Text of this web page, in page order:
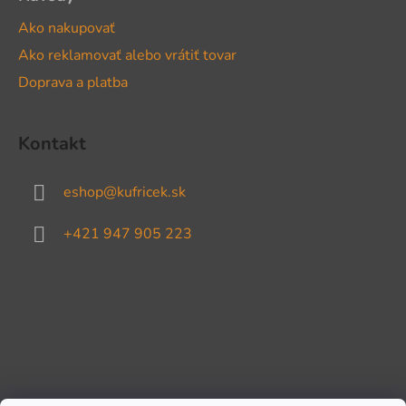
Ako nakupovať
Ako reklamovať alebo vrátiť tovar
Doprava a platba
Kontakt
eshop@kufricek.sk
+421 947 905 223